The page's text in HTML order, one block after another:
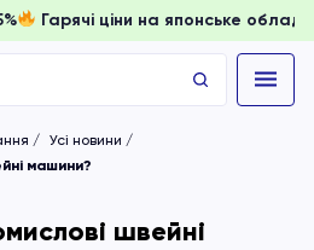
-15% Гарячі ціни на
Усі новини
машини?
швейні